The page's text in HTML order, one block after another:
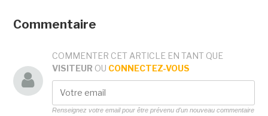
Commentaire
COMMENTER CET ARTICLE EN TANT QUE
VISITEUR OU CONNECTEZ-VOUS
Renseignez votre email pour être prévenu d'un nouveau commentaire